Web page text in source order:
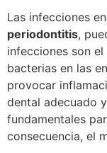
Las infecciones
periodontitis,
infecciones son
bacterias en las
provocar
dental adecuado
fundamentales
consecuencia, el